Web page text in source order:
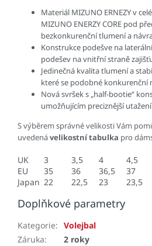
Materiál MIZUNO ERNEZY v
MIZUNO ENERZY CORE pod
bezkonkurenční tlumení a
Konstrukce podešve na
podešev na vnitřní straně
Jedinečná kvalita tlumení a
které se podobné konkurenční
Nová svršek s „half-bootie“
umožňujícím preciznější
S výběrem správné velikosti Vám
uvedenávelikostní tabulka pro
UK 3 3,5 4 4,5
EU
35 36 36,5 37
Japan 22 22,5 23 23,5
Doplňkové parametry
Kategorie: Volejbal
Záruka:
2 roky